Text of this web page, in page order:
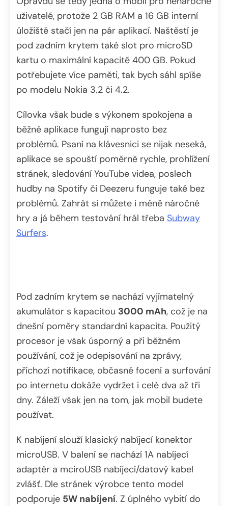
uživatelé, protože 2 GB RAM a 16 GB interní
úložiště stačí jen na pár aplikací. Naštěstí je
pod zadním krytem také slot pro microSD
kartu o maximální kapacitě 400 GB. Pokud
potřebujete více paměti, tak bych sáhl spíše
po modelu Nokia 3.2 či 4.2.
Cílovka však bude s výkonem spokojena a
běžné aplikace fungují naprosto bez
problémů. Psaní na klávesnici se nijak neseká,
aplikace se spouští poměrně rychle, prohlížení
stránek, sledování YouTube videa, poslech
hudby na Spotify či Deezeru funguje také bez
problémů. Zahrát si můžete i méně náročné
hry a já během testování hrál třeba Subway
Surfers.
Pod zadním krytem se nachází vyjímatelný
akumulátor s kapacitou 3000 mAh, což je na
dnešní poměry standardní kapacita. Použitý
procesor je však úsporný a při běžném
používání, což je odepisování na zprávy,
příchozí notifikace, občasné focení a surfování
po internetu dokáže vydržet i celé dva až tři
dny. Záleží však jen na tom, jak mobil budete
používat.
K nabíjení slouží klasický nabíjecí konektor
microUSB. V balení se nachází 1A nabíjecí
adaptér a mciroUSB nabíjecí/datový kabel
zvlášť. Dle stránek výrobce tento model
podporuje 5W nabíjení. Z úplného vybití do